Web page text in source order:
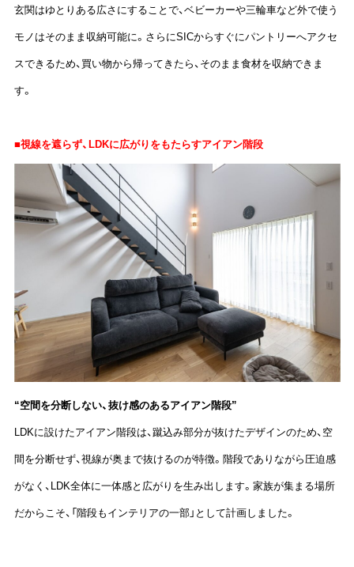
玄関はゆとりある広さにすることで、ベビーカーや三輪車など外で使う
モノはそのまま収納可能に。さらにSICからすぐにパントリーへアクセ
スできるため、買い物から帰ってきたら、そのまま食材を収納できま
す。
■視線を遮らず、LDKに広がりをもたらすアイアン階段
“空間を分断しない、抜け感のあるアイアン階段”
LDKに設けたアイアン階段は、蹴込み部分が抜けたデザインのため、空
間を分断せず、視線が奥まで抜けるのが特徴。 階段でありながら圧迫感
がなく、LDK全体に一体感と広がりを生み出します。家族が集まる場所
だからこそ、「階段もインテリアの一部」として計画しました。